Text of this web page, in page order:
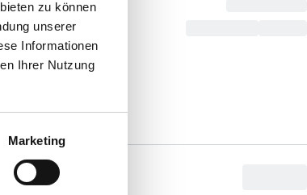
zu können
unserer
Informationen
Ihrer Nutzung
Marketing